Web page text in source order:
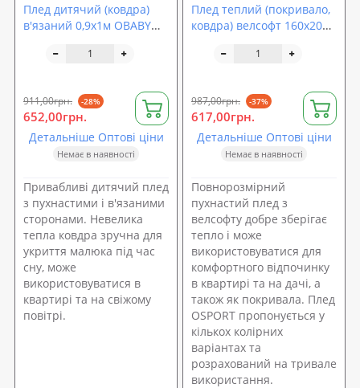
Плед дитячий (ковдра)
в'язаний 0,9х1м OBABY
911,00грн. -28%
652,00грн.
Детальніше Оптові ціни
Немає в наявності
Привабливі дитячий плед
з пухнастими і в'язаними
сторонами. Невелика
тепла ковдра зручна для
укриття малюка під час
сну, може
використовуватися в
квартирі та на свіжому
повітрі.
Плед теплий (покривало,
ковдра) велсофт 160х205
987,00грн. -37%
617,00грн.
Детальніше Оптові ціни
Немає в наявності
Повнорозмірний
пухнастий плед з
велсофту добре зберігає
тепло і може
використовуватися для
комфортного відпочинку
в квартирі та на дачі, а
також як покривала. Плед
OSPORT пропонується у
кількох колірних
варіантах та
розрахований на тривале
використання.